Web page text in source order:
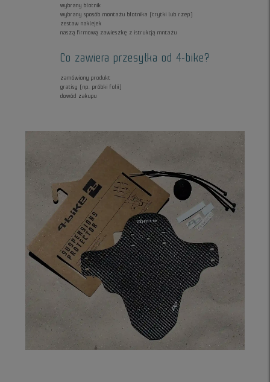
wybrany błotnik
wybrany sposób montażu błotnika (trytki lub rzep)
zestaw naklejek
naszą firmową zawieszkę z istrukcją mntażu
Co zawiera przesyłka od 4-bike?
zamówiony produkt
gratisy (np. próbki folii)
dowód zakupu